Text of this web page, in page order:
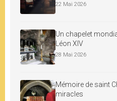
22 Mai 2026
Un chapelet
Léon XIV
28 Mai 2026
Mémoire de saint
miracles